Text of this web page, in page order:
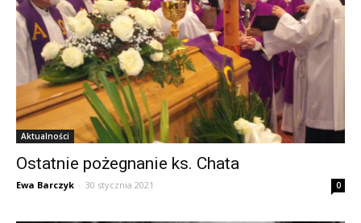
Aktualności
Ostatnie pożegnanie ks. Chata
Ewa Barczyk - 30 stycznia 2021 0